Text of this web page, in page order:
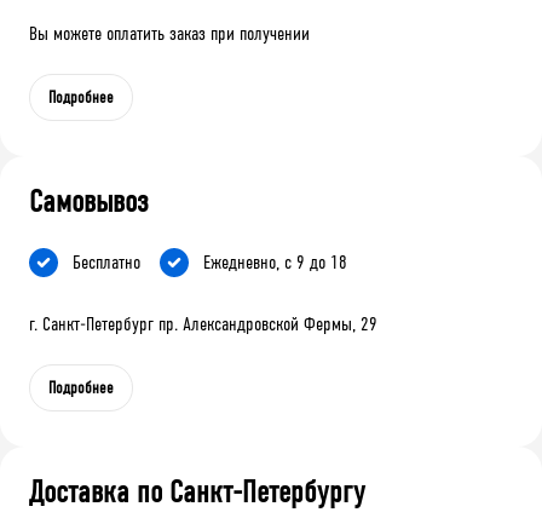
Вы можете оплатить заказ при получении
Подробнее
Самовывоз
Бесплатно Ежедневно, с 9 до 18
г. Санкт-Петербург пр. Александровской Фермы, 29
Подробнее
Доставка по Санкт-Петербургу